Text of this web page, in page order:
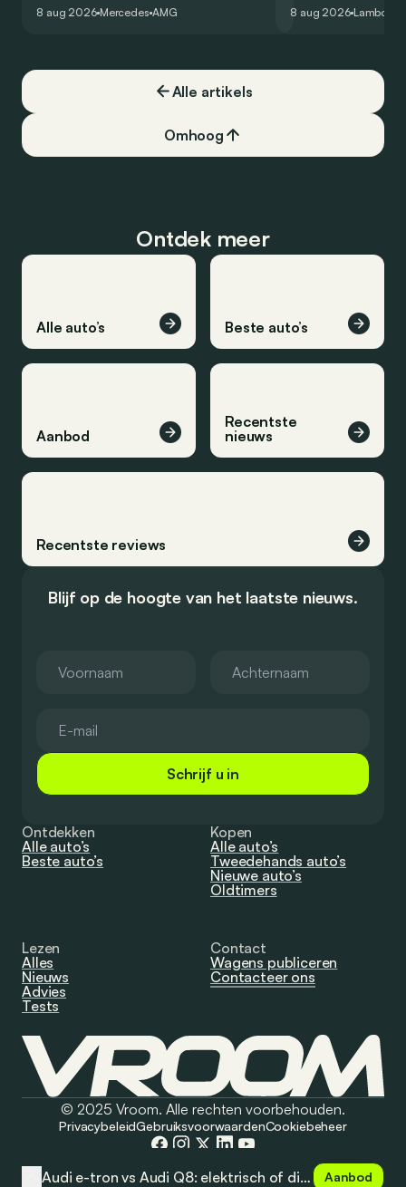
Audi e-tron vs Audi Q8: elektrisch of diesel? Aanbod
8 aug 2026 Mercedes AMG
een record voor
8 aug 2026
Alle artikels
Omhoog
Ontdek meer
Alle auto’s Beste auto’s
Aanbod
Recentste
nieuws
Recentste reviews
Blijf op de hoogte van het laatste nieuws.
Schrijf u in
Ontdekken
Alle auto’s
Beste auto’s
Kopen
Alle auto’s
Tweedehands auto’s
Nieuwe auto’s
Oldtimers
Lezen
Alles
Nieuws
Advies
Tests
Contact
Wagens publiceren
Contacteer ons
© 2025 Vroom. Alle rechten voorbehouden.
PrivacybeleidGebruiksvoorwaardenCookiebeheer